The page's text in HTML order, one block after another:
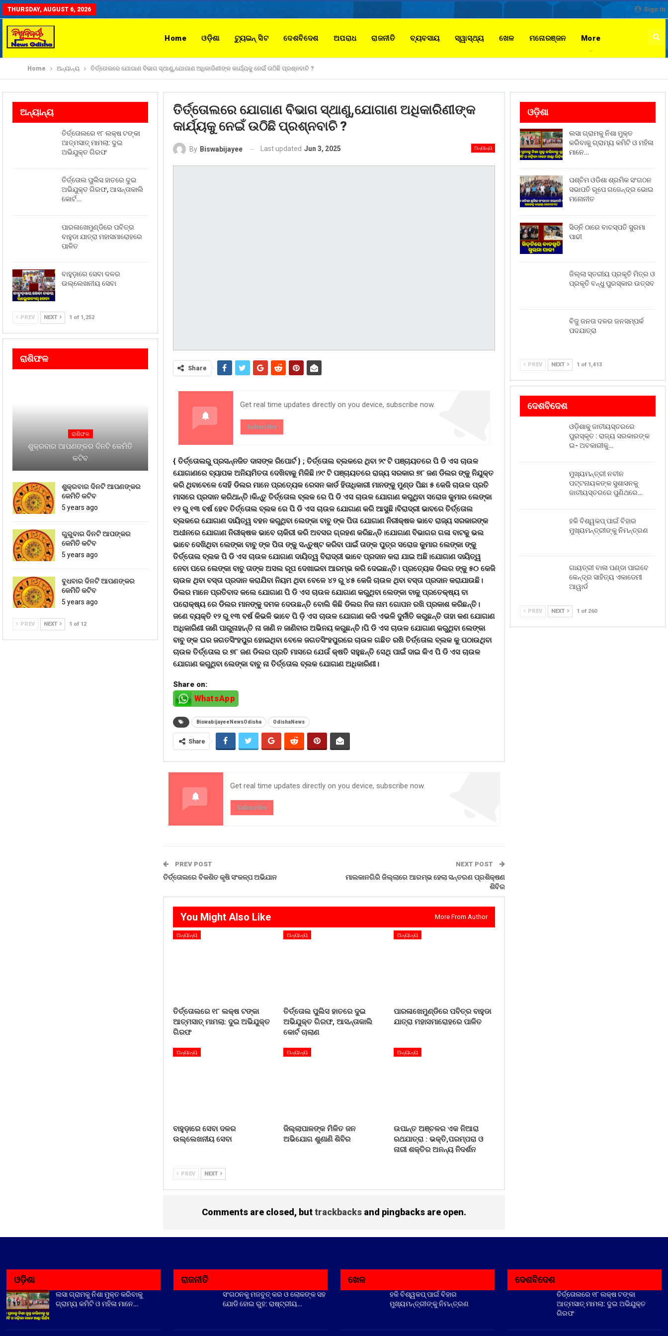
Sign In
THURSDAY, AUGUST 6, 2026
Home ଓଡ଼ିଶା ଟ୍ୟୁଇନ୍ ସିଟ ଦେଶବିଦେଶ ଅପରାଧ ରାଜନୀତି ବ୍ୟବସାୟ ସ୍ୱାସ୍ଥ୍ୟ ଖେଳ ମନୋରଞ୍ଜନ More
Home ଅନ୍ୟାନ୍ୟ ତିର୍ତ୍ତୋଲରେ ଯୋଗାଣ ବିଭାଗ ସ୍ଥାଣୁ,ଯୋଗାଣ ଅଧିକାରିଣୀଙ୍କ କାର୍ଯ୍ୟକୁ ନେଇଁ ଉଠିଛି ପ୍ରଶ୍ନବାଚି ?
ତିର୍ତ୍ତୋଲରେ ଯୋଗାଣ ବିଭାଗ ସ୍ଥାଣୁ,ଯୋଗାଣ ଅଧିକାରିଣୀଙ୍କ
କାର୍ଯ୍ୟକୁ ନେଇଁ ଉଠିଛି ପ୍ରଶ୍ନବାଚି ?
ଅନ୍ୟାନ୍ୟ
By Biswabijayee Last updated Jun 3, 2025
Share
Get real time updates directly on you device, subscribe now.
Subscribe
{ ତିର୍ତ୍ତୋଲରୁ ପ୍ରସନ୍ନଜିତ ଦାସଙ୍କ ରିପୋର୍ଟ } ; ତିର୍ତ୍ତୋଲ ବ୍ଲକରେ ଥିବା ୨୯ ଟି ପଞ୍ଚାୟତରେ ପି ଡି ଏସ ଚାଉଳ
ଯୋଗାଣରେ ବ୍ୟାପକ ଅନିୟମିତତା ଦେଖିବାକୁ ମିଳିଛି।୨୯ ଟି ପଞ୍ଚାୟତରେ ରାଜ୍ୟ ସରକାର ୭୮ ଜଣ ଡିଲର ଙ୍କୁ ନିଯୁକ୍ତ
କରି ଥିବାବେଳେ ସେହି ଡିଲର ମାନେ ପ୍ରତ୍ୟେକ ରେସନ କାର୍ଡ ହିତାଧିକାରୀ ମାନଙ୍କୁ ମୁଣ୍ଡ ପିଛା ୫ କେଜି ଚାଉଳ ପ୍ରତି
ମାସରେ ପ୍ରଦାନ କରିଥାନ୍ତି।କିନ୍ତୁ ତିର୍ତ୍ତୋଲ ବ୍ଲକ ରେ ପି ଡି ଏସ ଚାଉଳ ଯୋଗାଣ କରୁଥିବା ସରୋଜ କୁମାର ଲେଙ୍କା
୧୨ ରୁ ୧୩ ବର୍ଷ ହେବ ତିର୍ତ୍ତୋଲ ବ୍ଲକ ରେ ପି ଡି ଏସ ଚାଉଳ ଯୋଗାଣ କରି ଆସୁଛି।ବିରାଦ୍ରୀ ଭାବରେ ତିର୍ତ୍ତୋଲ
ବ୍ଲକରେ ଯୋଗାଣ ଦାୟିତ୍ୱ ବହନ କରୁଥିବା ଲେଙ୍କା ବାବୁ ଙ୍କ ପିତା ଯୋଗାଣ ନିରୀକ୍ଷକ ଭାବେ ରାଜ୍ୟ ସରକାରଙ୍କ
ଅଧୀନରେ ଯୋଗାଣ ନିରୀକ୍ଷକ ଭାବେ ଚାକିରୀ କରି ଅବସର ଗ୍ରହଣ କରିଛନ୍ତି।ଯୋଗାଣ ବିଭାଗର ଗଳା ବାଟକୁ ଭଲ
ଭାବେ ଦେଖିଥିବା ଲେଙ୍କା ବାବୁ ଙ୍କ ପିତା ଙ୍କୁ ସନ୍ତୁଷ୍ଟ କରିବା ପାଇଁ ତାଙ୍କ ପୁତ୍ର ସରୋଜ କୁମାର ଲେଙ୍କା ଙ୍କୁ
ତିର୍ତ୍ତୋଲ ବ୍ଲକ ପି ଡି ଏସ ଚାଉଳ ଯୋଗାଣ ଦାୟିତ୍ୱ ବିରାଦ୍ରୀ ଭାବେ ପ୍ରଦାନ କରା ଯାଇ ଅଛି।ଯୋଗାଣ ଦାୟିତ୍ୱ
ନେବା ପରେ ଲେଙ୍କା ବାବୁ ତାଙ୍କ ଅସଲ ରୂପ ଦେଖାଇବା ଆରମ୍ଭ କରି ଦେଇଛନ୍ତି। ପ୍ରତ୍ୟେକ ଡିଲର ଙ୍କୁ ୫୦ କେଜି
ଚାଉଳ ଥିବା ବସ୍ତା ପ୍ରଦାନ କରାଯିବା ନିୟମ ଥିବା ବେଳେ ୪୨ ରୁ ୪୫ କେଜି ଚାଉଳ ଥିବା ବସ୍ତା ପ୍ରଦାନ କରାଯାଉଛି।
ଡିଲର ମାନେ ପ୍ରତିବାଦ କଲେ ଯୋଗାଣ ପି ଡି ଏସ ଚାଉଳ ଯୋଗାଣ କରୁଥିବା ଲେଙ୍କା ବାକୁ ପ୍ରତେକ୍ଷ୍ୟ ବା
ପରୋକ୍ଷ୍ୟ ରେ ଡିଲର ମାନଙ୍କୁ ଦମକ ଦେଉଛନ୍ତି ବୋଲି କିଛି ଡିଲର ନିଜ ନାମ ଗୋପନ ରଖି ପ୍ରକାଶ କରିଛନ୍ତି।
ଜଣେ ବ୍ୟକ୍ତି ୧୨ ରୁ ୧୩ ବର୍ଷ କିଭଳି ଭାବେ ପି ଡ଼ି ଏସ ଚାଉଳ ଯୋଗାଣ କରି ଏଭଳି ଦୁର୍ନୀତି କରୁଛନ୍ତି ତାହା କଣ ଯୋଗାଣ
ଅଧିକାରିଣୀ ଜାଣି ପାରୁନାହାନ୍ତି ନା ଜାଣି ନ ଜାଣିବାର ଅଭିନୟ କରୁଛନ୍ତି।ପି ଡି ଏସ ଚାଉଳ ଯୋଗାଣ କରୁଥିବା ଲେଙ୍କା
ବାବୁ ଙ୍କ ଘର ଜଗତସିଂହପୁର ହୋଇଥିବା ବେଳେ ଜଗତସିଂହପୁରରେ ଚାଉଳ ଗଛିତ ରଖି ତିର୍ତ୍ତୋଲ ବ୍ଲକ କୁ ପଠାଉଥିବା
ଚାଉଳ ତିର୍ତ୍ତୋଲ ର ୭୮ ଜଣ ଡିଲର ପ୍ରତି ମାସରେ ଯେଉଁ କ୍ଷତି ସହୁଛନ୍ତି ସେଥି ପାଇଁ ଦାଇ କିଏ ପି ଡି ଏସ ଚାଉଳ
ଯୋଗାଣ କରୁଥିବା ଲେଙ୍କା ବାବୁ ନା ତିର୍ତ୍ତୋଲ ବ୍ଲକ ଯୋଗାଣ ଅଧିକାରିଣୀ।
Share on:
WhatsApp
BiswabijayeeNewsOdisha OdishaNews
Share
Get real time updates directly on you device, subscribe now.
Subscribe
PREV POST
ତିର୍ତ୍ତୋଲରେ ବିକଶିତ କୃଷି ସଂକଳ୍ପ ଅଭିଯାନ
NEXT POST
ମାଲକାନଗିରି ଜିଲ୍ଲାରେ ଆରମ୍ଭ ହେଲା ସନ୍ତରଣ ପ୍ରଶିକ୍ଷଣ
ଶିବିର
You Might Also Like More From Author
ଅନ୍ୟାନ୍ୟ
ତିର୍ତ୍ତୋଲରେ ୧୮ ଲକ୍ଷ ଟଙ୍କା
ଆତ୍ମସାତ୍ ମାମଲା: ଦୁଇ ଅଭିଯୁକ୍ତ
ଗିରଫ
ଅନ୍ୟାନ୍ୟ
ତିର୍ତ୍ତୋଲ ପୁଲିସ ହାତରେ ଦୁଇ
ଅଭିଯୁକ୍ତ ଗିରଫ, ଆସନ୍ତାକାଲି
କୋର୍ଟ ଚାଲାଣ
ଅନ୍ୟାନ୍ୟ
ପାରଳାଖେମୁଣ୍ଡିରେ ପବିତ୍ର ବାହୁଡା
ଯାତ୍ରା ମହାସମାରୋହରେ ପାଳିତ
ଅନ୍ୟାନ୍ୟ
ବାହୁଡ଼ାରେ ସେବା ଦଳର
ଉଲ୍ଲେଖନୀୟ ସେବା
ଅନ୍ୟାନ୍ୟ
ଜିଲ୍ଲାପାଳଙ୍କ ମିଳିତ ଜନ
ଅଭିଯୋଗ ଶୁଣାଣି ଶିବିର
ଅନ୍ୟାନ୍ୟ
ଉପାନ୍ତ ଅଞ୍ଚଳର ଏକ ନିଆରା
ରଥଯାତ୍ରା : ଭକ୍ତି,ପରମ୍ପରା ଓ
ନାରୀ ଶକ୍ତିର ଅନନ୍ୟ ନିଦର୍ଶନ
PREV NEXT
Comments are closed, buttrackbacksand pingbacks are open.
ଅନ୍ୟାନ୍ୟ
ତିର୍ତ୍ତୋଲରେ ୧୮ ଲକ୍ଷ ଟଙ୍କା
ଆତ୍ମସାତ୍ ମାମଲା: ଦୁଇ
ଅଭିଯୁକ୍ତ ଗିରଫ
ତିର୍ତ୍ତୋଲ ପୁଲିସ ହାତରେ ଦୁଇ
ଅଭିଯୁକ୍ତ ଗିରଫ, ଆସନ୍ତାକାଲି
କୋର୍ଟ…
ପାରଳାଖେମୁଣ୍ଡିରେ ପବିତ୍ର
ବାହୁଡା ଯାତ୍ରା ମହାସମାରୋହରେ
ପାଳିତ
ବାହୁଡ଼ାରେ ସେବା ଦଳର
ଉଲ୍ଲେଖନୀୟ ସେବା
PREV NEXT 1 of 1,252
ରାଶିଫଳ
ରାଶିଫଳ
ଶୁକ୍ରବାର ଆପଣଙ୍କର ଦିନଟି କେମିତି
କଟିବ
ଶୁକ୍ରବାର ଦିନଟି ଆପଣଙ୍କର
କେମିତି କଟିବ
5 years ago
ଗୁରୁବାର ଦିନଟି ଆପଙ୍କର
କେମିତି କଟିବ
5 years ago
ବୁଧବାର ଦିନଟି ଆପଣଙ୍କର
କେମିତି କଟିବ
5 years ago
PREV NEXT 1 of 12
ଓଡ଼ିଶା
ଲସା ଗ୍ରାମକୁ ନିଶା ମୁକ୍ତ
କରିବାକୁ ଗ୍ରାମ୍ୟ କମିଟି ଓ ମହିଳା
ମାନେ…
ପଶ୍ଚିମ ଓଡିଶା ଶ୍ରମିକ ସଂଗଠନ
ସଭାପତି ରୂପେ ଗଜେନ୍ଦ୍ର ଭୋଇ
ମନୋନୀତ
ସିଡ୍‌ନି ଠାରେ ବାଚସ୍ପତି ସୁରମା
ପାଢୀ
ଜିଲ୍ଲା ସ୍ତରୀୟ ପ୍ରକୃତି ମିତ୍ର ଓ
ପ୍ରକୃତି ବନ୍ଧୁ ପୁରସ୍କାର ଉତ୍ସବ
ବିଜୁ ଜନତା ଦଳର ଜନସମ୍ପର୍କ
ପଦଯାତ୍ରା
PREV NEXT 1 of 1,413
ଦେଶବିଦେଶ
ଓଡ଼ିଶାକୁ ଜାତୀୟସ୍ତରରେ
ପୁରସ୍କୃତ : ରାଜ୍ୟ ସରକାରଙ୍କ
ଇ- ଅବକାରୀକୁ…
ମୁଖ୍ୟମନ୍ତ୍ରୀ ନବୀନ
ପଟ୍ଟନାୟକଙ୍କ ସୁଶାସନକୁ
ଜାତୀୟସ୍ତରରେ ପୁଣିଥରେ…
ହକି ବିଶ୍ୱକପ୍ ପାଇଁ ବିହାର
ମୁଖ୍ୟମନ୍ତ୍ରୀଙ୍କୁ ନିମନ୍ତ୍ରଣ
ଗାୟତ୍ରୀ ବାଳା ପଣ୍ଡା ପାଇବେ
କେନ୍ଦ୍ର ସାହିତ୍ୟ ଏକାଡେମୀ
ଆୱାର୍ଡ
PREV NEXT 1 of 260
ଓଡ଼ିଶା
ଲସା ଗ୍ରାମକୁ ନିଶା ମୁକ୍ତ କରିବାକୁ
ଗ୍ରାମ୍ୟ କମିଟି ଓ ମହିଳା ମାନେ…
ରାଜନୀତି
ସଂଗଠନକୁ ମଜବୁତ୍ କର ଓ ଲୋକଙ୍କ ସହ
ଯୋଡି ହୋଇ ରୁହ: ରାଷ୍ଟ୍ରୀୟ…
ଖେଳ
ହକି ବିଶ୍ୱକପ୍ ପାଇଁ ବିହାର
ମୁଖ୍ୟମନ୍ତ୍ରୀଙ୍କୁ ନିମନ୍ତ୍ରଣ
ଦେଶବିଦେଶ
ତିର୍ତ୍ତୋଲରେ ୧୮ ଲକ୍ଷ ଟଙ୍କା
ଆତ୍ମସାତ୍ ମାମଲା: ଦୁଇ ଅଭିଯୁକ୍ତ
ଗିରଫ